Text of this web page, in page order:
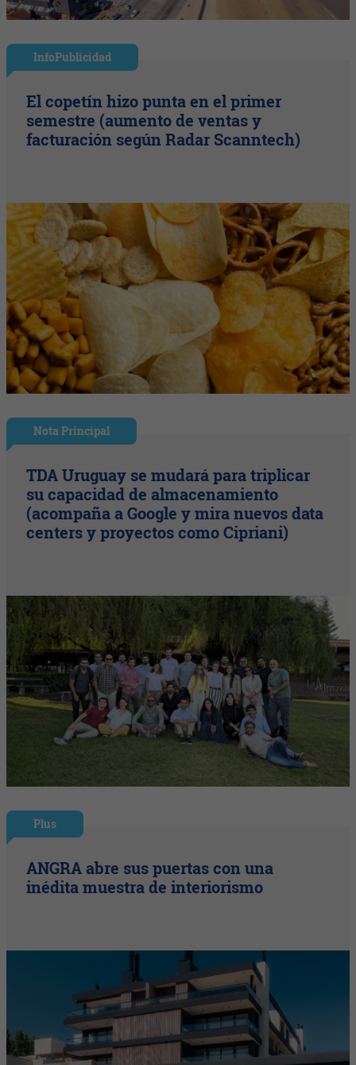
InfoPublicidad
El copetín hizo punta en el primer
semestre (aumento de ventas y
facturación según Radar Scanntech)
Nota Principal
TDA Uruguay se mudará para triplicar
su capacidad de almacenamiento
(acompaña a Google y mira nuevos data
centers y proyectos como Cipriani)
Plus
ANGRA abre sus puertas con una
inédita muestra de interiorismo